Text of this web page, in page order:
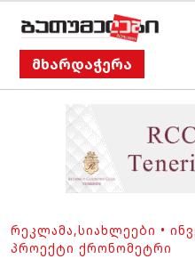
მხარდაჭერა
ᲠᲔᲙᲚᲐᲛᲐ,ᲡᲘᲐᲮᲚᲔᲔᲑᲘ •
ᲞᲠᲝᲔᲥᲢᲘ ᲥᲠᲝᲜᲝᲛᲔᲢᲠᲘ